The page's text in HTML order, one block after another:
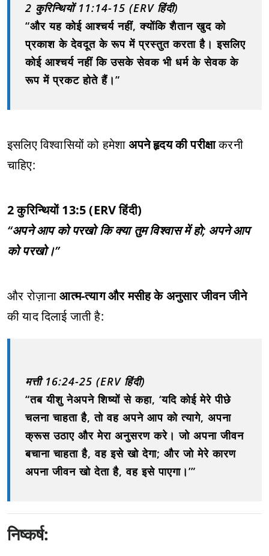
2 कुरिन्थियों 11:14-15 (ERV हिंदी)
“और यह कोई आश्चर्य नहीं, क्योंकि शैतान खुद को
प्रकाश के देवदूत के रूप में प्रस्तुत करता है। इसलिए
कोई आश्चर्य नहीं कि उसके सेवक भी धर्म के सेवक के
रूप में प्रकट होते हैं।”
इसलिए विश्वासियों को हमेशाअपने हृदय की परीक्षाकरनी
चाहिए:
2 कुरिन्थियों 13:5 (ERV हिंदी)
“अपने आप को परखो कि क्या तुम विश्वास में हो; अपने आप
को परखो।”
और रोज़ानाआत्म-त्याग और मसीह के अनुसार जीवन जीने
की याद दिलाई जाती है:
मत्ती 16:24-25 (ERV हिंदी)
“तब यीशु नेअपने शिष्यों से कहा, ‘यदि कोई मेरे पीछे
चलना चाहता है, तो वह अपने आप को त्यागे, अपना
क्रूस उठाए और मेरा अनुसरण करे। जो अपना जीवन
बचाना चाहता है, वह इसे खो देगा; और जो मेरे कारण
अपना जीवन खो देता है, वह इसे पाएगा।’”
निष्कर्ष: